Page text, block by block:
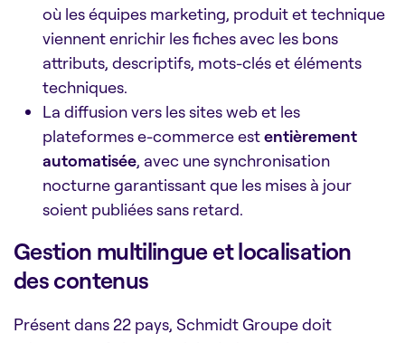
où les équipes marketing, produit et technique
viennent enrichir les fiches avec les bons
attributs, descriptifs, mots-clés et éléments
techniques.
La diffusion vers les sites web et les
plateformes e-commerce estentièrement
automatisée, avec une synchronisation
nocturne garantissant que les mises à jour
soient publiées sans retard.
Gestion multilingue et localisation
des contenus
Présent dans 22 pays, Schmidt Groupe doit